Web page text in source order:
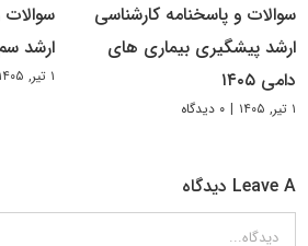
سوالات و پاسخنامه کارشناسی
ارشد پیشگیری بیماری های
دامی ۱۴۰۵
۱ تیر, ۱۴۰۵ | ۰ دیدگاه
ارشد سم
۱ تیر, ۱۴۰۵
Leave A دیدگاه
دیدگاه